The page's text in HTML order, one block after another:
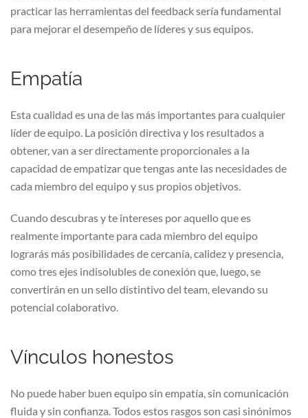
practicar las herramientas del feedback sería fundamental
para mejorar el desempeño de líderes y sus equipos.
Empatía
Esta cualidad es una de las más importantes para cualquier
líder de equipo. La posición directiva y los resultados a
obtener, van a ser directamente proporcionales a la
capacidad de empatizar que tengas ante las necesidades de
cada miembro del equipo y sus propios objetivos.
Cuando descubras y te intereses por aquello que es
realmente importante para cada miembro del equipo
lograrás más posibilidades de cercanía, calidez y presencia,
como tres ejes indisolubles de conexión que, luego, se
convertirán en un sello distintivo del team, elevando su
potencial colaborativo.
Vínculos honestos
No puede haber buen equipo sin empatía, sin comunicación
fluida y sin confianza. Todos estos rasgos son casi sinónimos